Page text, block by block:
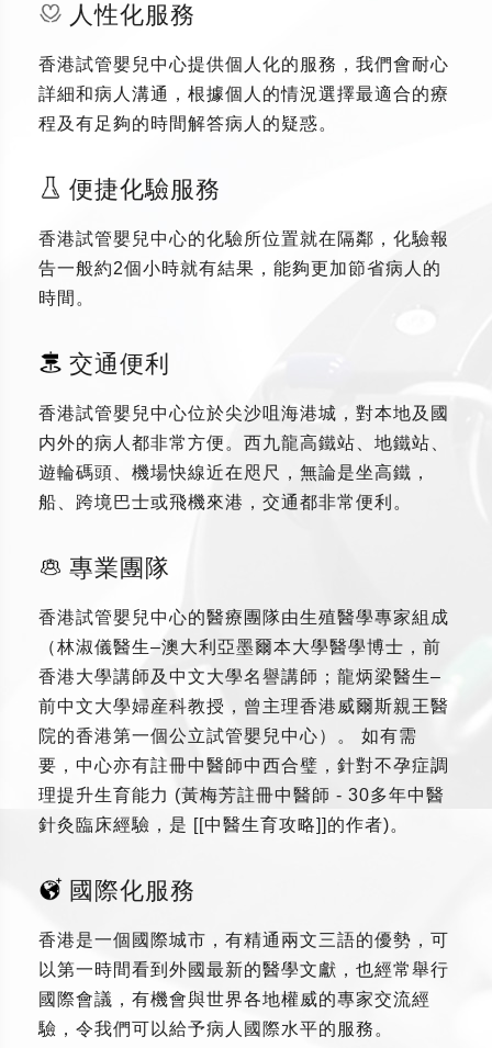
人性化服務
香港試管嬰兒中心提供個人化的服務，我們會耐心
詳細和病人溝通，根據個人的情況選擇最適合的療
程及有足夠的時間解答病人的疑惑。
便捷化驗服務
香港試管嬰兒中心的化驗所位置就在隔鄰，化驗報
告一般約2個小時就有結果，能夠更加節省病人的
時間。
交通便利
香港試管嬰兒中心位於尖沙咀海港城，對本地及國
内外的病人都非常方便。西九龍高鐵站、地鐵站、
遊輪碼頭、機場快線近在咫尺，無論是坐高鐵，
船、跨境巴士或飛機來港，交通都非常便利。
專業團隊
香港試管嬰兒中心的醫療團隊由生殖醫學專家組成
（林淑儀醫生–澳大利亞墨爾本大學醫學博士，前
香港大學講師及中文大學名譽講師；龍炳梁醫生–
前中文大學婦産科教授，曾主理香港威爾斯親王醫
院的香港第一個公立試管嬰兒中心）。 如有需
要，中心亦有註冊中醫師中西合璧，針對不孕症調
理提升生育能力 (黃梅芳註冊中醫師 - 30多年中醫
針灸臨床經驗，是 [[中醫生育攻略]]的作者)。
國際化服務
香港是一個國際城市，有精通兩文三語的優勢，可
以第一時間看到外國最新的醫學文獻，也經常舉行
國際會議，有機會與世界各地權威的專家交流經
驗，令我們可以給予病人國際水平的服務。